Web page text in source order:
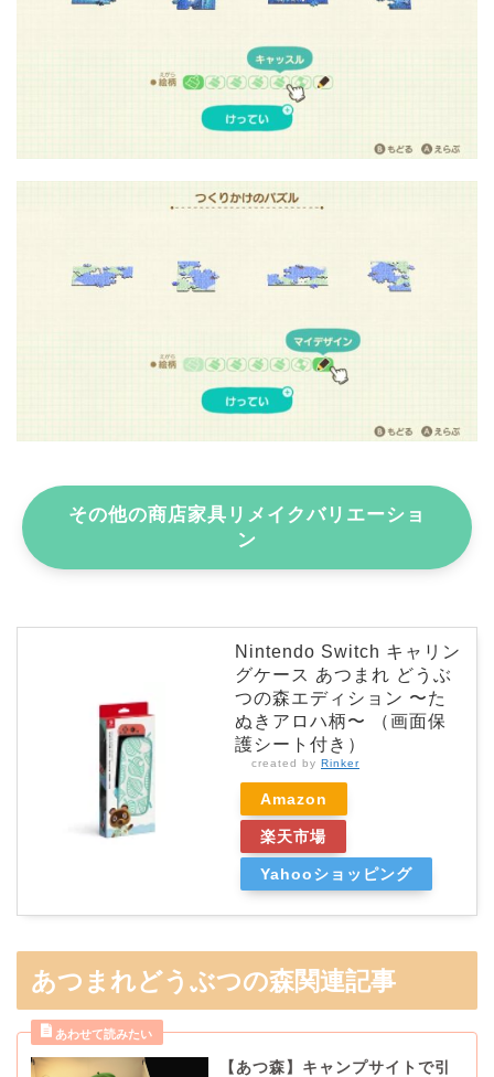
その他の商店家具リメイクバリエーショ
ン
Nintendo Switch キャリン
グケース あつまれ どうぶ
つの森エディション 〜た
ぬきアロハ柄〜 （画面保
護シート付き）
created by Rinker
Amazon
楽天市場
Yahooショッピング
あつまれどうぶつの森関連記事
【あつ森】キャンプサイトで引